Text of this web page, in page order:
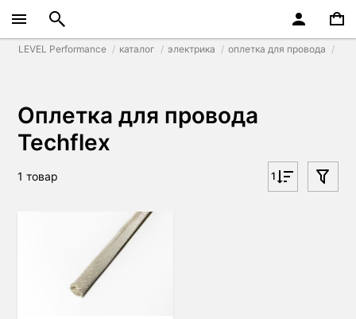
LEVEL Performance каталог электрика оплетка для провода
Оплетка для провода
Techflex
1 товар 1